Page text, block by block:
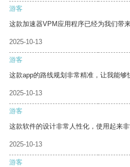
游客
这款加速器VPM应用程序已经为我们带
2025-10-13
游客
这款app的路线规划非常精准，让我能够
2025-10-13
游客
这款软件的设计非常人性化，使用起来非
2025-10-13
游客